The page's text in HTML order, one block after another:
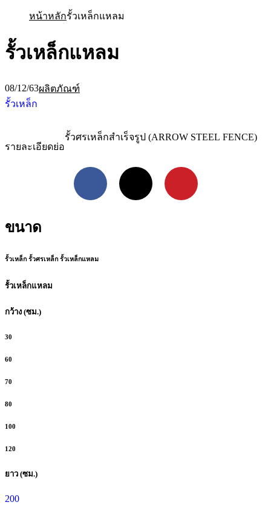
หน้าหลักรั้วเหล็กแหลม
รั้วเหล็กแหลม
08/12/63ผลิตภัณฑ์
รั้วเหล็ก
รายละเอียดย่อ
รั้วศรเหล็กสำเร็จรูป (ARROW STEEL FENCE)
ขนาด
รั้วเหล็ก รั้วศรเหล็ก รั้วเหล็กแหลม
รั้วเหล็กแหลม
กว้าง (ซม.)
30
60
70
80
100
120
ยาว (ซม.)
200